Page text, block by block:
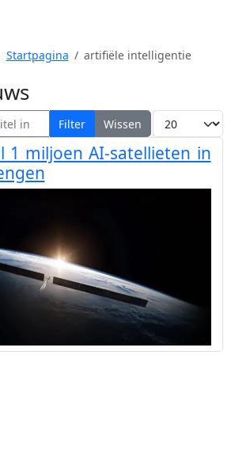
Startpagina artifiële intelligentie
in Filter Wissen Toon #
1 miljoen AI-satellieten in